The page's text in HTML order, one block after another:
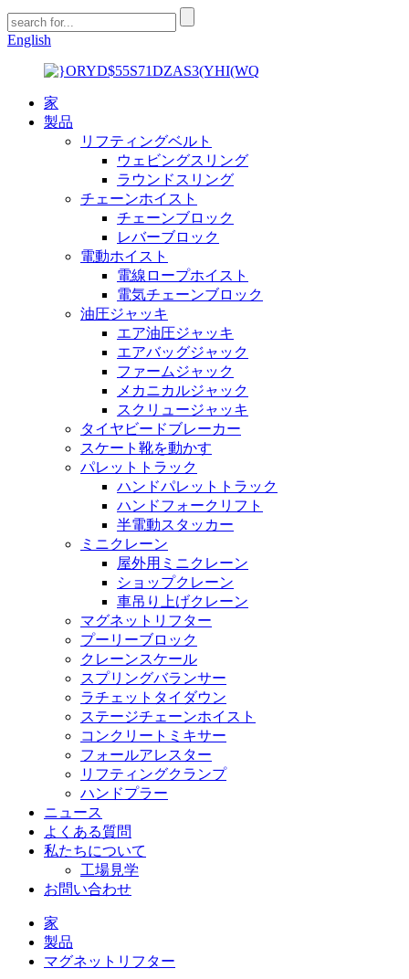
English
家
製品
リフティングベルト
ウェビングスリング
ラウンドスリング
チェーンホイスト
チェーンブロック
レバーブロック
電動ホイスト
電線ロープホイスト
電気チェーンブロック
油圧ジャッキ
エア油圧ジャッキ
エアバッグジャック
ファームジャック
メカニカルジャック
スクリュージャッキ
タイヤビードブレーカー
スケート靴を動かす
パレットトラック
ハンドパレットトラック
ハンドフォークリフト
半電動スタッカー
ミニクレーン
屋外用ミニクレーン
ショップクレーン
車吊り上げクレーン
マグネットリフター
プーリーブロック
クレーンスケール
スプリングバランサー
ラチェットタイダウン
ステージチェーンホイスト
コンクリートミキサー
フォールアレスター
リフティングクランプ
ハンドプラー
ニュース
よくある質問
私たちについて
工場見学
お問い合わせ
家
製品
マグネットリフター